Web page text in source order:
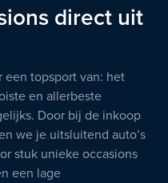
direct uit
een topsport van: het
en allerbeste
Door bij de inkoop
we je uitsluitend auto’s
stuk unieke occasions
een lage